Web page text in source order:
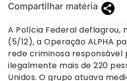
Compartilhar matéria
A Polícia Federal deflagrou,
(5/12), a Operação ALPHA
rede criminosa responsável
ilegalmente mais de 220
Unidos. O grupo atuava